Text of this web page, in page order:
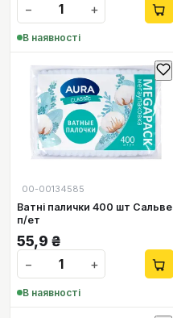
−
+
В наявності
00-00134585
Ватні палички 400 шт Сальве
п/ет
55,9 ₴
−
+
В наявності